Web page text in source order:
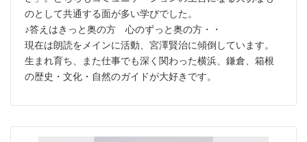
のとして共通する面が多い学びでした。
♪答えはきっと奥の方 心のずっと奥の方・・
現在は朗読をメインに活動、宮澤賢治に傾倒しています。
生まれ育ち、また仕事でも深く関わった横浜、鎌倉、箱根
の歴史・文化・自然のガイドが大好きです。